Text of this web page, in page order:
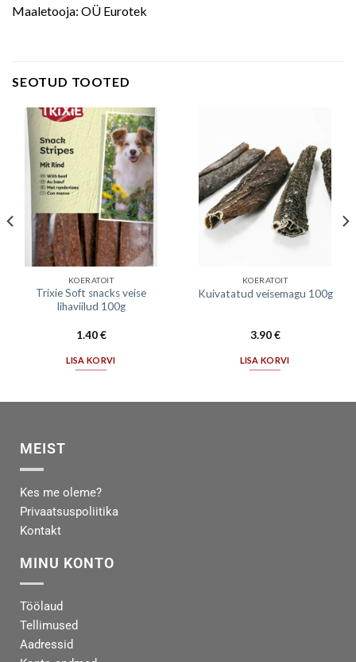
Maaletooja: OÜ Eurotek
SEOTUD TOOTED
KOERATOIT
Trixie Soft snacks veise
lihaviilud 100g
1.40€
LISA KORVI
KOERATOIT
Kuivatatud veisemagu 100g
3.90€
LISA KORVI
MEIST
Kes me oleme?
Privaatsuspoliitika
Kontakt
MINU KONTO
Töölaud
Tellimused
Aadressid